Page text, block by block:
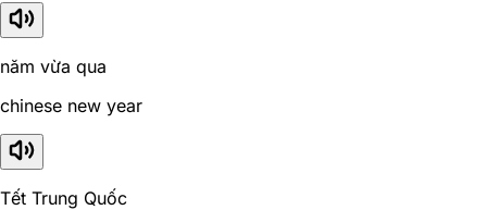
năm vừa qua
chinese new year
Tết Trung Quốc